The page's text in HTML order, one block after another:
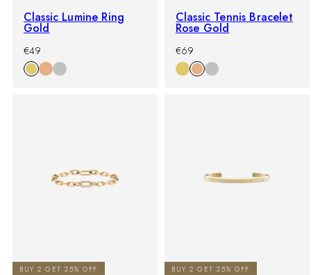
Classic Lumine Ring
Gold
-
%
Prezzo
di
listino
€49
Classic Tennis Bracelet
Rose Gold
-
%
Prezzo
di
listino
€69
BUY 2 GET 25% OFF BUY 2 GET 25% OFF